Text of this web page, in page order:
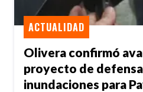
Olivera confirmó
proyecto de
inundaciones para
ACTUALIDAD